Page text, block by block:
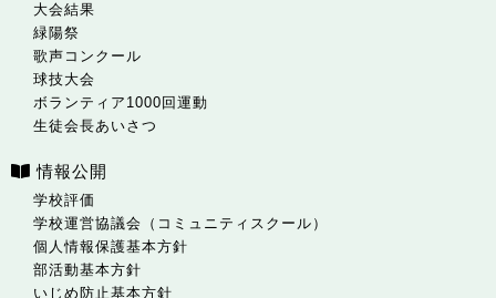
大会結果
緑陽祭
歌声コンクール
球技大会
ボランティア1000回運動
生徒会長あいさつ
情報公開
学校評価
学校運営協議会（コミュニティスクール）
個人情報保護基本方針
部活動基本方針
いじめ防止基本方針